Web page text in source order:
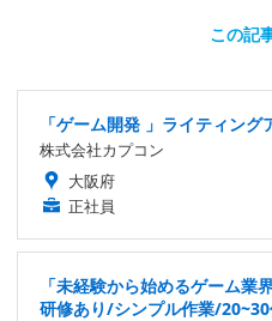
この記
「ゲーム開発 」ライティング
株式会社カプコン
大阪府
正社員
「未経験から始めるゲーム
研修あり/シンプル作業/